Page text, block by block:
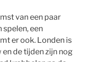
van een paar
spelen, een
er ook. Londen is
de tijden zijn nog